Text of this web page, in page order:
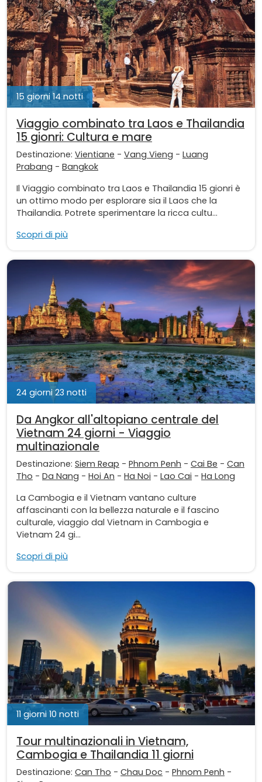
15 giorni 14 notti
Viaggio combinato tra Laos e Thailandia
15 gionri: Cultura e mare
Destinazione: Vientiane - Vang Vieng - Luang
Prabang - Bangkok
Il Viaggio combinato tra Laos e Thailandia 15 gionri è
un ottimo modo per esplorare sia il Laos che la
Thailandia. Potrete sperimentare la ricca cultu...
Scopri di più
24 giorni 23 notti
Da Angkor all'altopiano centrale del
Vietnam 24 giorni - Viaggio
multinazionale
Destinazione: Siem Reap - Phnom Penh - Cai Be - Can
Tho - Da Nang - Hoi An - Ha Noi - Lao Cai - Ha Long
La Cambogia e il Vietnam vantano culture
affascinanti con la bellezza naturale e il fascino
culturale, viaggio dal Vietnam in Cambogia e
Vietnam 24 gi...
Scopri di più
11 giorni 10 notti
Tour multinazionali in Vietnam,
Cambogia e Thailandia 11 giorni
Destinazione: Can Tho - Chau Doc - Phnom Penh -